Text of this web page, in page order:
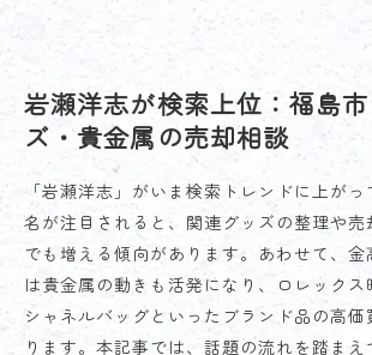
岩瀬洋志が検索上位：福島
ズ・貴金属の売却相談
「岩瀬洋志」がいま検索トレンドに上が
名が注目されると、関連グッズの整理や
でも増える傾向があります。あわせて、
は貴金属の動きも活発になり、ロレックス
シャネルバッグといったブランド品の高価
ります。本記事では、話題の流れを踏ま